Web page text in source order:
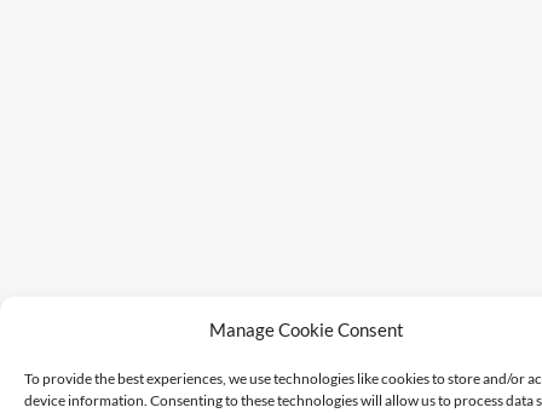
Manage Cookie Consent
To provide the best experiences, we use technologies like cookies to store and/or
device information. Consenting to these technologies will allow us to process data